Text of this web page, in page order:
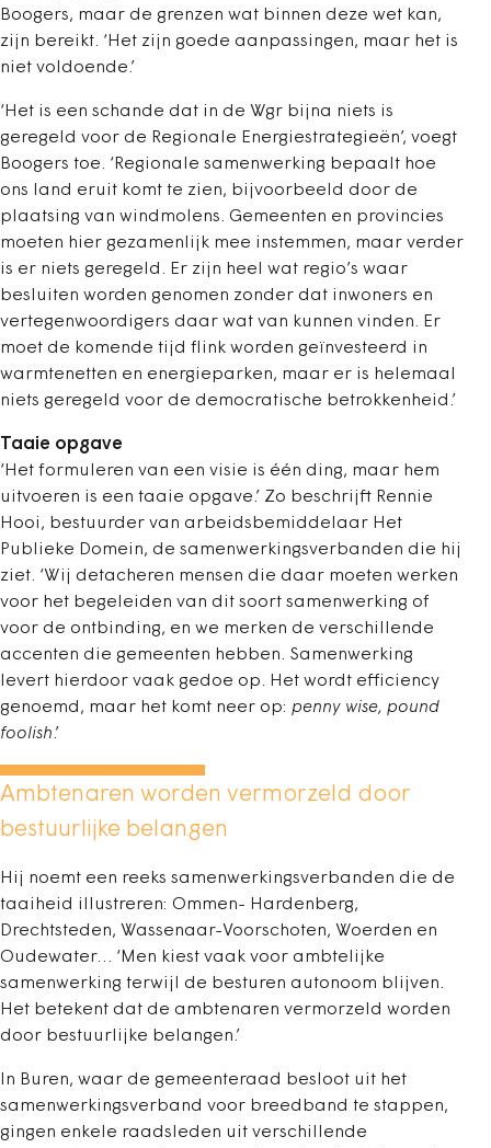
Boogers, maar de grenzen wat binnen deze wet kan,
zijn bereikt. ‘Het zijn goede aanpassingen, maar het is
niet voldoende.’
‘Het is een schande dat in de Wgr bijna niets is
geregeld voor de Regionale Energiestrategieën’, voegt
Boogers toe. ‘Regionale samenwerking bepaalt hoe
ons land eruit komt te zien, bijvoorbeeld door de
plaatsing van windmolens. Gemeenten en provincies
moeten hier gezamenlijk mee instemmen, maar verder
is er niets geregeld. Er zijn heel wat regio’s waar
besluiten worden genomen zonder dat inwoners en
vertegenwoordigers daar wat van kunnen vinden. Er
moet de komende tijd flink worden geïnvesteerd in
warmtenetten en energieparken, maar er is helemaal
niets geregeld voor de democratische betrokkenheid.’
Taaie opgave
‘Het formuleren van een visie is één ding, maar hem
uitvoeren is een taaie opgave.’ Zo beschrijft Rennie
Hooi, bestuurder van arbeidsbemiddelaar Het
Publieke Domein, de samenwerkingsverbanden die hij
ziet. ‘Wij detacheren mensen die daar moeten werken
voor het begeleiden van dit soort samenwerking of
voor de ontbinding, en we merken de verschillende
accenten die gemeenten hebben. Samenwerking
levert hierdoor vaak gedoe op. Het wordt efficiency
genoemd, maar het komt neer op: penny wise, pound
foolish.’
Ambtenaren worden vermorzeld door
bestuurlijke belangen
Hij noemt een reeks samenwerkingsverbanden die de
taaiheid illustreren: Ommen- Hardenberg,
Drechtsteden, Wassenaar-Voorschoten, Woerden en
Oudewater… ‘Men kiest vaak voor ambtelijke
samenwerking terwijl de besturen autonoom blijven.
Het betekent dat de ambtenaren vermorzeld worden
door bestuurlijke belangen.’
In Buren, waar de gemeenteraad besloot uit het
samenwerkingsverband voor breedband te stappen,
gingen enkele raadsleden uit verschillende